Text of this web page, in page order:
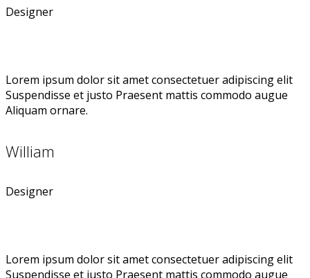
Designer
Lorem ipsum dolor sit amet consectetuer adipiscing elit
Suspendisse et justo Praesent mattis commodo augue
Aliquam ornare.
William
Designer
Lorem ipsum dolor sit amet consectetuer adipiscing elit
Suspendisse et justo Praesent mattis commodo augue